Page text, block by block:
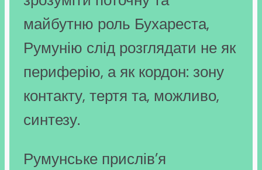
майбутню роль Бухареста,
Румунію слід розглядати не як
периферію, а як кордон: зону
контакту, тертя та, можливо,
синтезу.
Румунське прислів’я